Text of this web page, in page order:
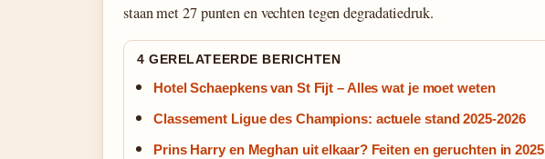
staan met 27 punten en vechten tegen degradatiedruk.
4 GERELATEERDE BERICHTEN
Hotel Schaepkens van St Fijt – Alles wat je moet weten
Classement Ligue des Champions: actuele stand 2025-2026
Prins Harry en Meghan uit elkaar? Feiten en geruchten in 2025